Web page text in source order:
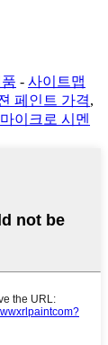
- 사이트맵
페인트 가격,
마이크로 시멘